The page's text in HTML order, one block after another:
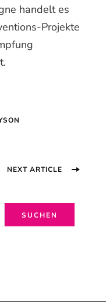
handelt es
Projekte
NEXT ARTICLE